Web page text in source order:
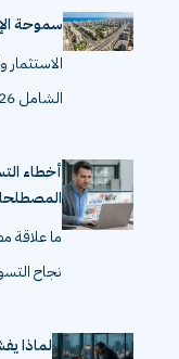
سموحة الإسكندرية 2026 |
الشامل 2026 تعتبر…
أخطاء
ما علاقة
نجاح